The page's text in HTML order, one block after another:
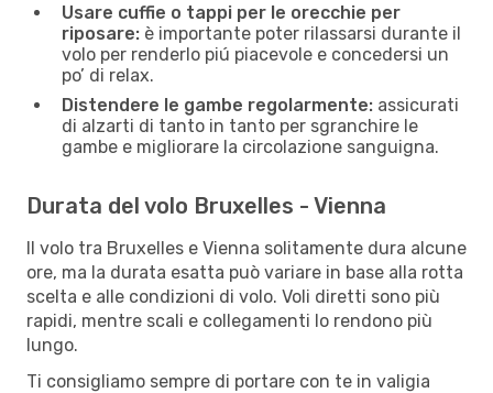
Usare cuffie o tappi per le orecchie per
riposare: è importante poter rilassarsi durante il
volo per renderlo piú piacevole e concedersi un
po’ di relax.
Distendere le gambe regolarmente: assicurati
di alzarti di tanto in tanto per sgranchire le
gambe e migliorare la circolazione sanguigna.
Durata del volo Bruxelles - Vienna
Il volo tra Bruxelles e Vienna solitamente dura alcune
ore, ma la durata esatta può variare in base alla rotta
scelta e alle condizioni di volo. Voli diretti sono più
rapidi, mentre scali e collegamenti lo rendono più
lungo.
Ti consigliamo sempre di portare con te in valigia